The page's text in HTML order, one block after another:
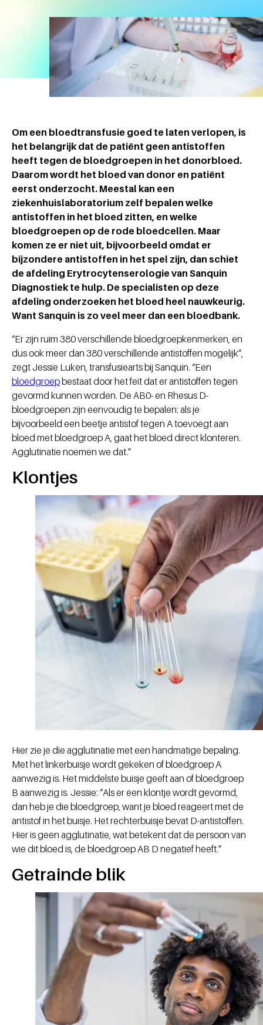
Om een bloedtransfusie goed te laten verlopen, is
het belangrijk dat de patiënt geen antistoffen
heeft tegen de bloedgroepen in het donorbloed.
Daarom wordt het bloed van donor en patiënt
eerst onderzocht. Meestal kan een
ziekenhuislaboratorium zelf bepalen welke
antistoffen in het bloed zitten, en welke
bloedgroepen op de rode bloedcellen. Maar
komen ze er niet uit, bijvoorbeeld omdat er
bijzondere antistoffen in het spel zijn, dan schiet
de afdeling Erytrocytenserologie van Sanquin
Diagnostiek te hulp. De specialisten op deze
afdeling onderzoeken het bloed heel nauwkeurig.
Want Sanquin is zo veel meer dan een bloedbank.
“Er zijn ruim 380 verschillende bloedgroepkenmerken, en
dus ook meer dan 380 verschillende antistoffen mogelijk”,
zegt Jessie Luken, transfusiearts bij Sanquin. “Een
bloedgroep bestaat door het feit dat er antistoffen tegen
gevormd kunnen worden. De AB0- en Rhesus D-
bloedgroepen zijn eenvoudig te bepalen: als je
bijvoorbeeld een beetje antistof tegen A toevoegt aan
bloed met bloedgroep A, gaat het bloed direct klonteren.
Agglutinatie noemen we dat.”
Klontjes
Hier zie je die agglutinatie met een handmatige bepaling.
Met het linkerbuisje wordt gekeken of bloedgroep A
aanwezig is. Het middelste buisje geeft aan of bloedgroep
B aanwezig is. Jessie: “Als er een klontje wordt gevormd,
dan heb je die bloedgroep, want je bloed reageert met de
antistof in het buisje. Het rechterbuisje bevat D-antistoffen.
Hier is geen agglutinatie, wat betekent dat de persoon van
wie dit bloed is, de bloedgroep AB D negatief heeft.”
Getrainde blik